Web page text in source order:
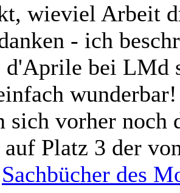
wieviel Arbeit
- ich
d'Aprile bei LMd
sich vorher noch
Platz 3 der
Sachbücher des